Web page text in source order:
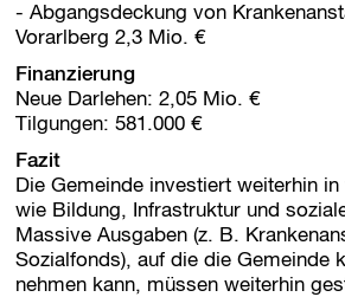
- Abgangsdeckung von
Vorarlberg 2,3 Mio. €
Finanzierung
Neue Darlehen: 2,05 Mio. €
Tilgungen: 581.000 €
Fazit
Die Gemeinde investiert weiterhin
wie Bildung, Infrastruktur und
Massive Ausgaben (z. B.
Sozialfonds), auf die die Gemeinde
nehmen kann, müssen weiterhin